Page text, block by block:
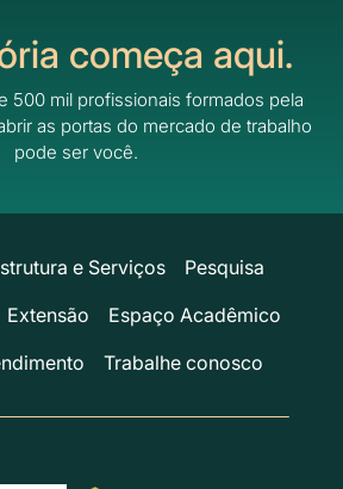
começa aqui.
500 mil profissionais formados pela
as portas do mercado de trabalho
pode ser você.
e Serviços
Pesquisa
Extensão
Espaço Acadêmico
Trabalhe conosco